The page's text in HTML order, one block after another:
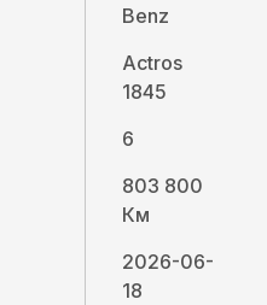
Benz
Actros
1845
6
803 800
Км
2026-06-
18